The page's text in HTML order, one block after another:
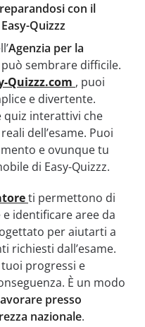
con il
Quizzz
Agenzia per la
può sembrare difficile.
Quizzz.com , puoi
e divertente.
interattivi che
dell’esame. Puoi
e ovunque tu
di Easy-Quizzz.
ti permettono di
identificare aree da
per aiutarti a
richiesti dall’esame.
progressi e
È un modo
presso
nazionale.